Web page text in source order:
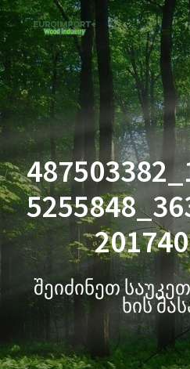
შეიძინეთ
ხის